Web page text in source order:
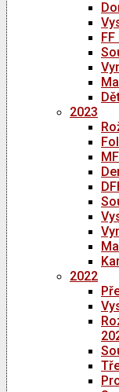
2023
2022